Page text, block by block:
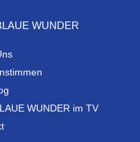
WUNDER
WUNDER im TV